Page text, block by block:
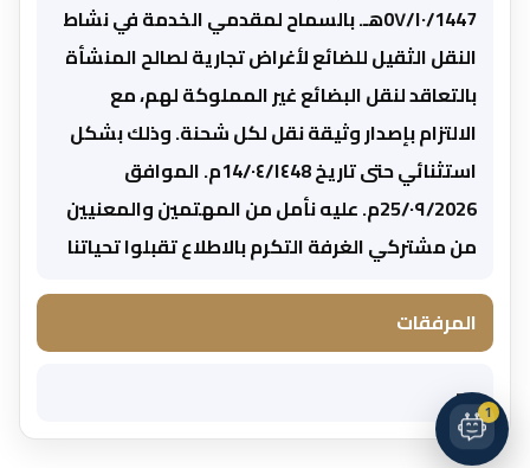
0٧/١٠/1447هـ. بالسماح لمقدمي الخدمة في نشاط
النقل الثقيل للضائع لأغراض تجارية لصالح المنشأة
بالتعاقد لنقل البضائع غير المملوكة لهم، مع
الالتزام بإصدار وثيقة نقل لكل شحنة. وذلك بشكل
استثنائي حتى تاريخ 14/٠٤/١٤48م. الموافق
25/٠٩/2026م. عليه نأمل من المهتمين والمعنيين
من مشتركي الغرفة التكرم بالاطلاع تقبلوا تحياتنا
المرفقات
—
1